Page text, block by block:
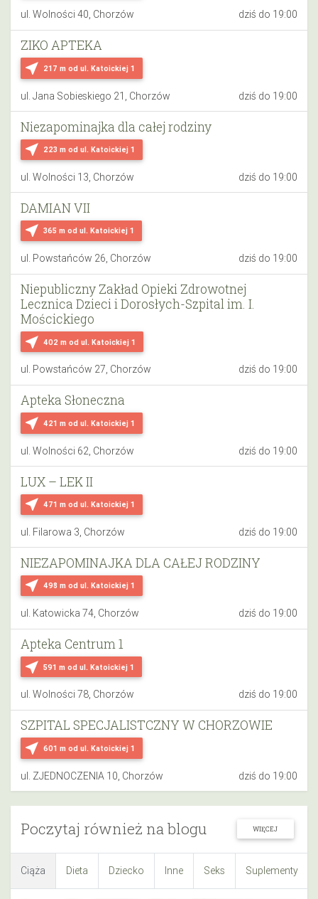
ul. Wolności 40, Chorzów dziś do 19:00
near_me 217 m od ul. Katoickiej 1
ZIKO APTEKA
ul. Jana Sobieskiego 21, Chorzów dziś do 19:00
near_me 223 m od ul. Katoickiej 1
Niezapominajka dla całej rodziny
ul. Wolności 13, Chorzów dziś do 19:00
near_me 365 m od ul. Katoickiej 1
DAMIAN VII
ul. Powstańców 26, Chorzów dziś do 19:00
near_me 402 m od ul. Katoickiej 1
Niepubliczny Zakład Opieki Zdrowotnej
Lecznica Dzieci i Dorosłych-Szpital im. I.
Mościckiego
ul. Powstańców 27, Chorzów dziś do 19:00
near_me 421 m od ul. Katoickiej 1
Apteka Słoneczna
ul. Wolności 62, Chorzów dziś do 19:00
near_me 471 m od ul. Katoickiej 1
LUX – LEK II
ul. Filarowa 3, Chorzów dziś do 19:00
near_me 498 m od ul. Katoickiej 1
NIEZAPOMINAJKA DLA CAŁEJ RODZINY
ul. Katowicka 74, Chorzów dziś do 19:00
near_me 591 m od ul. Katoickiej 1
Apteka Centrum 1
ul. Wolności 78, Chorzów dziś do 19:00
near_me 601 m od ul. Katoickiej 1
SZPITAL SPECJALISTCZNY W CHORZOWIE
ul. ZJEDNOCZENIA 10, Chorzów dziś do 19:00
Poczytaj również na blogu WIĘCEJ
Ciąża Dieta Dziecko Inne Seks Suplementy